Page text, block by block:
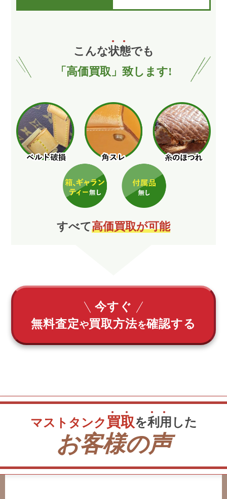
こんな状態でも
「高価買取」致します!
すべて高価買取が可能
今すぐ
無料査定や買取方法を確認する
マストタンク 買取を利 用 した
お客様の声